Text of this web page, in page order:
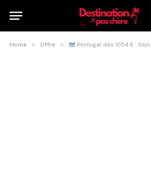
Home » Offre » Portugal dès 1054 € : Séjour unique dans